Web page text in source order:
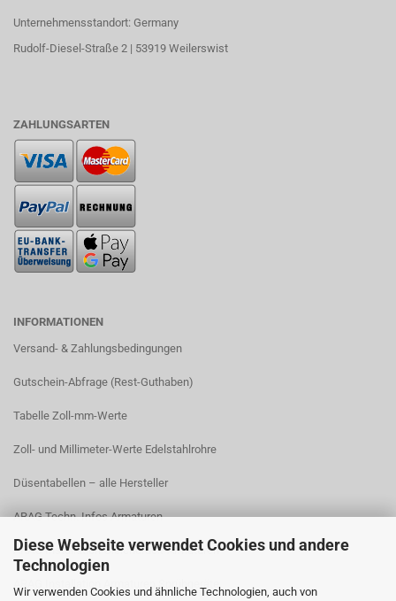
Diese Webseite verwendet Cookies und andere
Technologien
Wir verwenden Cookies und ähnliche Technologien, auch von
Unternehmensstandort: Germany
Rudolf-Diesel-Straße 2 | 53919 Weilerswist
ZAHLUNGSARTEN
INFORMATIONEN
Versand- & Zahlungsbedingungen​
Gutschein-Abfrage (Rest-Guthaben)
Tabelle Zoll-mm-Werte
Zoll- und Millimeter-Werte Edelstahlrohre
Düsentabellen – alle Hersteller
ARAG Techn. Infos Armaturen
ARAG Installation Gleichdruck-Armaturen
ARAG Installation Armaturen Sprühgeräte